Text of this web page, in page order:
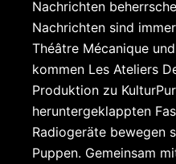
Nachrichten
Nachrichten sind
Théâtre Mécanique
kommen Les Ateliers
Produktion zu
heruntergeklappten
Radiogeräte bewegen
Puppen. Gemeinsam